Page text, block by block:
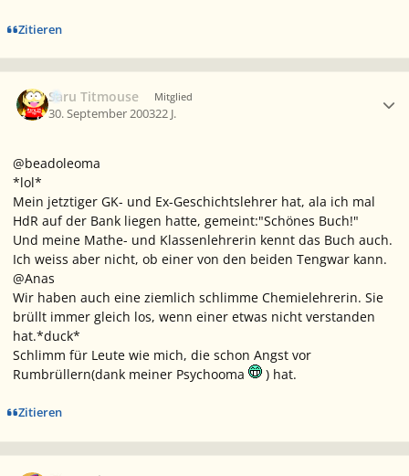
Zitieren
Saru Titmouse Mitglied
30. September 200322 J.
@beadoleoma
*lol*
Mein jetztiger GK- und Ex-Geschichtslehrer hat, ala ich mal
HdR auf der Bank liegen hatte, gemeint:"Schönes Buch!"
Und meine Mathe- und Klassenlehrerin kennt das Buch auch.
Ich weiss aber nicht, ob einer von den beiden Tengwar kann.
@Anas
Wir haben auch eine ziemlich schlimme Chemielehrerin. Sie
brüllt immer gleich los, wenn einer etwas nicht verstanden
hat.*duck*
Schlimm für Leute wie mich, die schon Angst vor
Rumbrüllern(dank meiner Psychooma
) hat.
Zitieren